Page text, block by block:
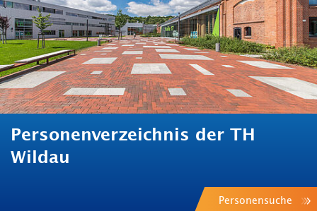
INTERNATIONAL
BESCHÄFTIGTE
Blogs Kontakt und Anfahrt Webmail Moodle
TH Online-Portal Personensuche English
Personenverzeichnis der TH
Wildau
Personensuche